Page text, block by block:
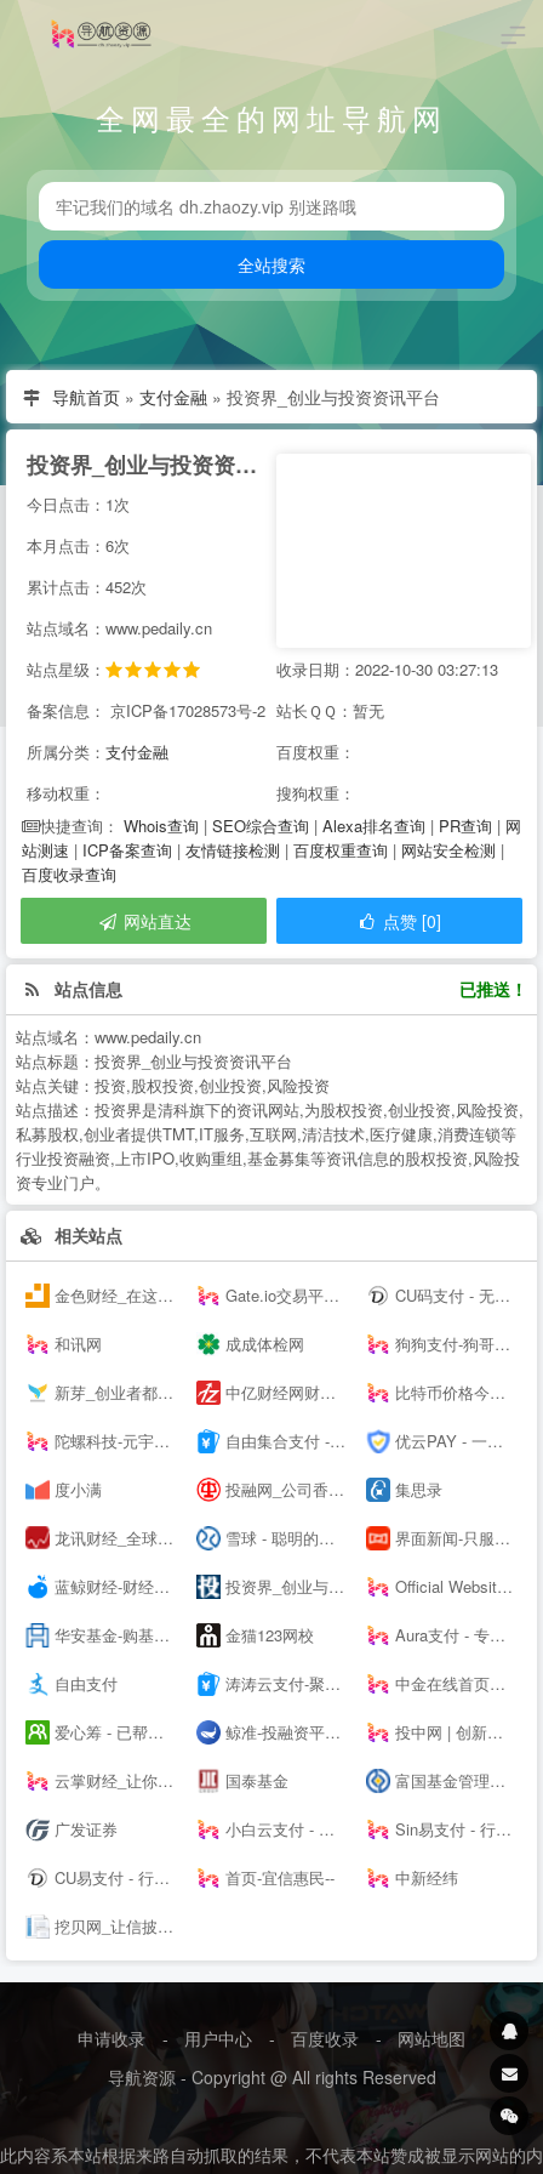
全网最全的网址导航网
导航首页 » 支付金融 » 投资界_创业与投资资讯平台
投资界_创业与投资资讯平台
今日点击：1次
本月点击：6次
累计点击：452次
站点域名：www.pedaily.cn
站点星级：
收录日期：2022-10-30 03:27:13
备案信息： 京ICP备17028573号-2 站长ＱＱ：暂无
所属分类： 支付金融
百度权重：
移动权重：
搜狗权重：
快捷查询： Whois查询 | SEO综合查询 | Alexa排名查询 | PR查询 | 网
站测速 | ICP备案查询 | 友情链接检测 | 百度权重查询 | 网站安全检测 |
百度收录查询
网站直达 点赞 [0]
站点信息 已推送！
站点域名： www.pedaily.cn
站点标题： 投资界_创业与投资资讯平台
站点关键： 投资,股权投资,创业投资,风险投资
站点描述： 投资界是清科旗下的资讯网站,为股权投资,创业投资,风险投资,
私募股权,创业者提供TMT,IT服务,互联网,清洁技术,医疗健康,消费连锁等
行业投资融资,上市IPO,收购重组,基金募集等资讯信息的股权投资,风险投
资专业门户。
相关站点
金色财经_在这里，读懂区块链 Gate.io交易平台-- CU码支付 - 无需担心第三方跑路 资金无托管直接到账 免费帮助个人实现支付免签对接
和讯网 成成体检网 狗狗支付-狗哥之国
新芽_创业者都关注的资本聚集地 中亿财经网财经门户 比特币价格今日行情_BTC价格走势_比特币价格 - 风信子
陀螺科技-元宇宙数字产业服务平台 自由集合支付 - 行业领先的免签约支付平台 优云PAY - 一个专业的码支付平台
度小满 投融网_公司香港上市_港股IPO_赴港上市_企业项目投融资服务平台 集思录
龙讯财经_全球大宗商品_黄金_原油_外汇_股市资讯平台 雪球 - 聪明的投资者都在这里 界面新闻-只服务于独立思考的人群-Jiemian.com
蓝鲸财经-财经信息服务平台 投资界_创业与投资资讯平台 Official Website | Home | World-renowned digital asset management tool, supporting Bitcoin, Ethereum, EOS, Co--os, and other blockchains.
华安基金-购基费率0.1折起|金牛基金公司 金猫123网校 Aura支付 - 专业支付技术服务商 - 支付接口-三方支付接口-四方支付接口！
自由支付 涛涛云支付-聚合易支付 - 行业领先的免签约支付平台 中金在线首页：财经 _ 股票 _ 证券 _ 金融 _ 财经--
爱心筹 - 已帮近60万大病家庭筹到救命钱-筹款多，到账快！ 鲸准-投融资平台，极速融资，帮助创业者寻找天使投资人 投中网 | 创新经济的智识、洞见和未来
云掌财经_让你更懂投资 国泰基金 富国基金管理有限公司
广发证券 小白云支付 - 行业领先的免签约支付平台 Sin易支付 - 行业领先的免签约支付平台
CU易支付 - 行业领先的免签约支付平台 首页-宜信惠民-- 中新经纬
挖贝网_让信披更及时
申请收录 - 用户中心 - 百度收录 -
网站地图
导航资源 - Copyright @ All rights Reserved
此内容系本站根据来路自动抓取的结果，不代表本站赞成被显示网站的内